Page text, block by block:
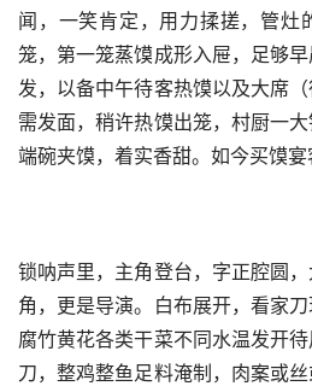
闻，一笑肯定，用力揉搓，管灶
笼，第一笼蒸馍成形入屉，足够
发，以备中午待客热馍以及大席
需发面，稍许热馍出笼，村厨一大
端碗夹馍，着实香甜。如今买馍宴
锁呐声里，主角登台，字正腔圆
角，更是导演。白布展开，看家
腐竹黄花各类干菜不同水温发开
刀，整鸡整鱼足料淹制，肉案或丝